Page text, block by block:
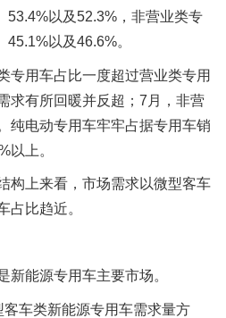
53.4%以及52.3%，非营业类专
以及46.6%。
专用车占比一度超过营业类专用
求有所回暖并反超；7月，非营
纯电动专用车牢牢占据专用车销
以上。
构上来看，市场需求以微型客车
占比趋近。
新能源专用车主要市场。
车类新能源专用车需求量方